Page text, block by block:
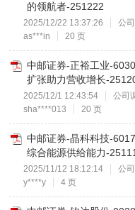
的领航者-251222
2025/12/22 13:37:26 公
as***in
20 页
中邮证券-正裕工业-
扩张助力营收增长-
2025/12/1 12:43:54 公司
sha****013
20 页
中邮证券-晶科科技-
综合能源供给能力-
2025/11/12 18:12:14 公
y****y
4 页